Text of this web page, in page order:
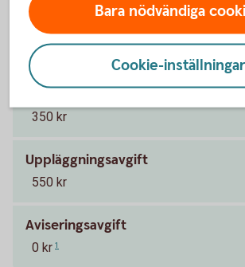
Ränta
6,19 % (senaste ränteändring 2025-10-
Uppläggningsavgift Nyckelkund
350 kr
Uppläggningsavgift
550 kr
Aviseringsavgift
0 kr 1
Bara nödvändiga
Cookie-inställningar